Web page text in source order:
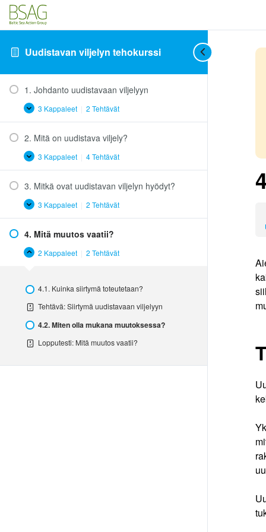
Uudistavan viljelyn tehokurssi
1. Johdanto uudistavaan viljelyyn
Laajenna
1.
Johdanto
viljelyyn
3 Kappaleet | 2 Tehtävät
2. Mitä on uudistava viljely?
Laajenna
2.
Mitä
uudistava
3 Kappaleet | 4 Tehtävät
3. Mitkä ovat uudistavan viljelyn hyödyt?
Laajenna
3.
Mitkä
uudistavan
hyödyt?
3 Kappaleet | 2 Tehtävät
4. Mitä muutos vaatii?
Tiivistä
4.
vaatii?
2 Kappaleet | 2 Tehtävät
4.1. Kuinka siirtymä toteutetaan?
Tehtävä: Siirtymä uudistavaan viljelyyn
4.2. Miten olla mukana muutoksessa?
Lopputesti: Mitä muutos vaatii?